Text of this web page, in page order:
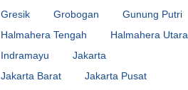
Gresik
Grobogan
Gunung Putri
Halmahera Tengah
Halmahera Utara
Indramayu
Jakarta
Jakarta Barat
Jakarta Pusat